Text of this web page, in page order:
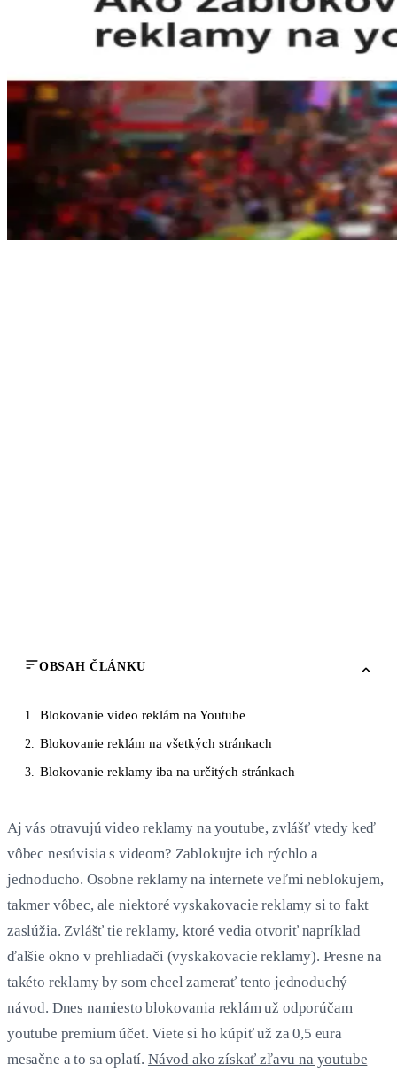
OBSAH ČLÁNKU
1. Blokovanie video reklám na Youtube
2. Blokovanie reklám na všetkých stránkach
3. Blokovanie reklamy iba na určitých stránkach
Aj vás otravujú video reklamy na youtube, zvlášť vtedy keď
vôbec nesúvisia s videom? Zablokujte ich rýchlo a
jednoducho. Osobne reklamy na internete veľmi neblokujem,
takmer vôbec, ale niektoré vyskakovacie reklamy si to fakt
zaslúžia. Zvlášť tie reklamy, ktoré vedia otvoriť napríklad
ďalšie okno v prehliadači (vyskakovacie reklamy). Presne na
takéto reklamy by som chcel zamerať tento jednoduchý
návod. Dnes namiesto blokovania reklám už odporúčam
youtube premium účet. Viete si ho kúpiť už za 0,5 eura
mesačne a to sa oplatí. Návod ako získať zľavu na youtube